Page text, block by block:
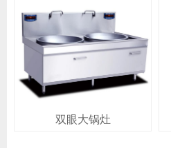
双眼大锅灶